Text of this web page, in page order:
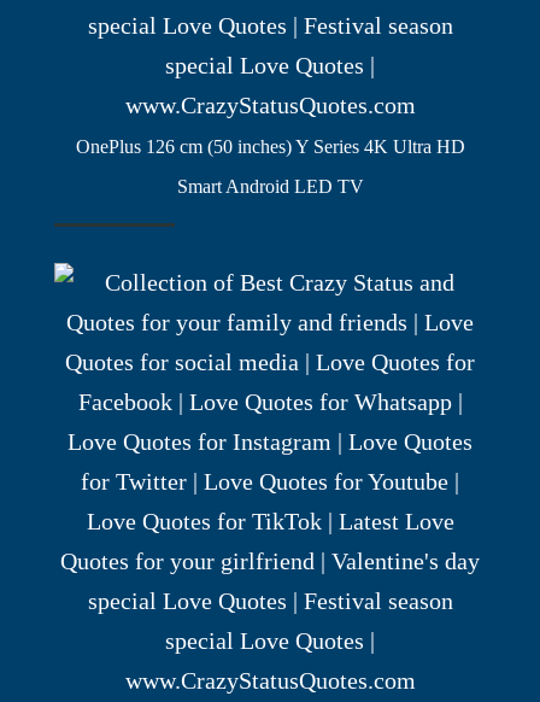
OnePlus 126 cm (50 inches) Y Series 4K Ultra HD
Smart Android LED TV